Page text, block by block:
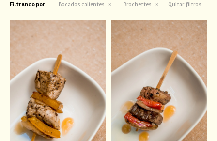
Filtrando por: Bocados calientes Brochettes Quitar filtros